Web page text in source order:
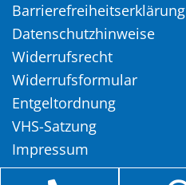
Barrierefreiheitserklärung
Datenschutzhinweise
Widerrufsrecht
Widerrufsformular
Entgeltordnung
VHS-Satzung
Impressum